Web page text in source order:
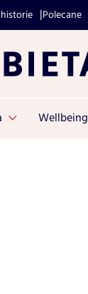
Polecane
Wellbeing